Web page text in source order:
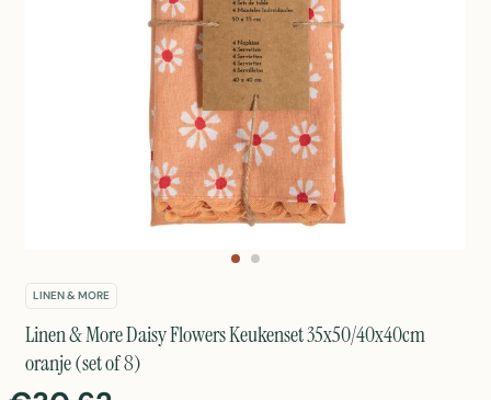
LINEN & MORE
Linen & More Daisy Flowers Keukenset 35x50/40x40cm
oranje (set of 8)